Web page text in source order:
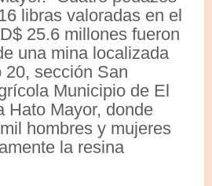
libras valoradas en el
25.6 millones fueron
una mina localizada
20, sección San
Municipio de El
Hato Mayor, donde
hombres y mujeres
la resina